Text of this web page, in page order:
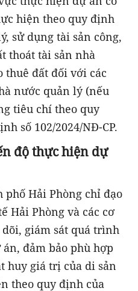
hiện theo quy định
sử dụng tài sản công,
thoát tài sản nhà
thuê đất đối với các
nước quản lý (nếu
tiêu chí theo quy
số 102/2024/NĐ-CP.
độ thực hiện dự
Hải Phòng chỉ đạo
Hải Phòng và các cơ
giám sát quá trình
đảm bảo phù hợp
huy giá trị của di sản
theo quy định của